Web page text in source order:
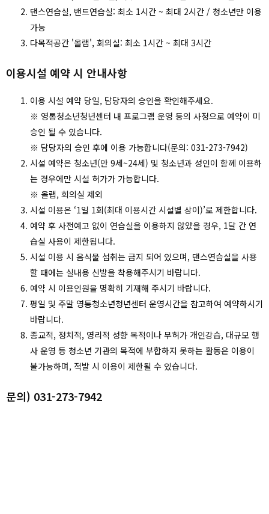
댄스연습실, 밴드연습실: 최소 1시간 ~ 최대 2시간 / 청소년만 이용
가능
다목적공간 '올랩', 회의실: 최소 1시간 ~ 최대 3시간
이용시설 예약 시 안내사항
이용 시설 예약 당일, 담당자의 승인을 확인해주세요.
※ 영통청소년청년센터 내 프로그램 운영 등의 사정으로 예약이 미
승인 될 수 있습니다.
※ 담당자의 승인 후에 이용 가능합니다(문의: 031-273-7942)
시설 예약은 청소년(만 9세~24세) 및 청소년과 성인이 함께 이용하
는 경우에만 시설 허가가 가능합니다.
※ 올랩, 회의실 제외
시설 이용은 ‘1일 1회(최대 이용시간 시설별 상이)’로 제한합니다.
예약 후 사전예고 없이 연습실을 이용하지 않았을 경우, 1달 간 연
습실 사용이 제한됩니다.
시설 이용 시 음식물 섭취는 금지 되어 있으며, 댄스연습실을 사용
할 때에는 실내용 신발을 착용해주시기 바랍니다.
예약 시 이용인원을 명확히 기재해 주시기 바랍니다.
평일 및 주말 영통청소년청년센터 운영시간을 참고하여 예약하시기
바랍니다.
종교적, 정치적, 영리적 성향 목적이나 무허가 개인강습, 대규모 행
사 운영 등 청소년 기관의 목적에 부합하지 못하는 활동은 이용이
불가능하며, 적발 시 이용이 제한될 수 있습니다.
문의) 031-273-7942